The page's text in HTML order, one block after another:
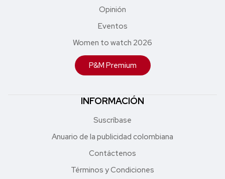
Opinión
Eventos
Women to watch 2026
P&M Premium
INFORMACIÓN
Suscríbase
Anuario de la publicidad colombiana
Contáctenos
Términos y Condiciones